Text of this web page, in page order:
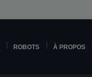
ROBOTS À PROPOS